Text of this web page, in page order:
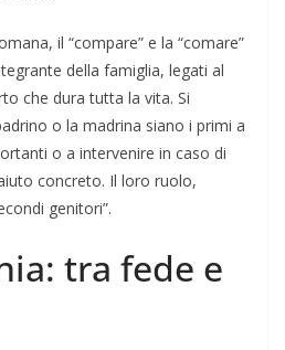
il “compare” e la “comare”
della famiglia, legati al
che dura tutta la vita. Si
o la madrina siano i primi a
o a intervenire in caso di
concreto. Il loro ruolo,
genitori”.
tra fede e